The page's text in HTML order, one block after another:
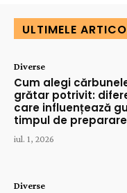
ULTIMELE
Diverse
Cum alegi
grătar potrivit:
care influențează
timpul de preparare
iul. 1, 2026
Diverse